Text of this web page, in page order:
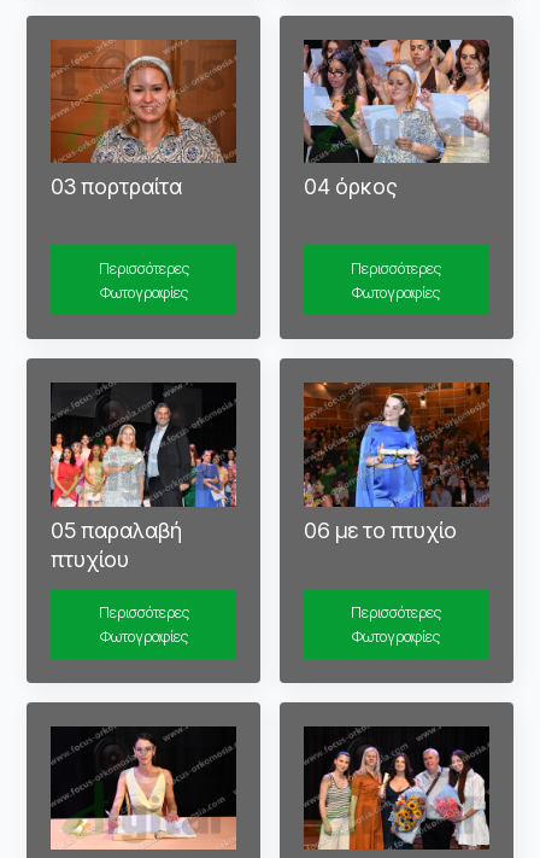
03 πορτραίτα
Περισσότερες
Φωτογραφίες
04 όρκος
Περισσότερες
Φωτογραφίες
05 παραλαβή
πτυχίου
Περισσότερες
Φωτογραφίες
06 με το πτυχίο
Περισσότερες
Φωτογραφίες